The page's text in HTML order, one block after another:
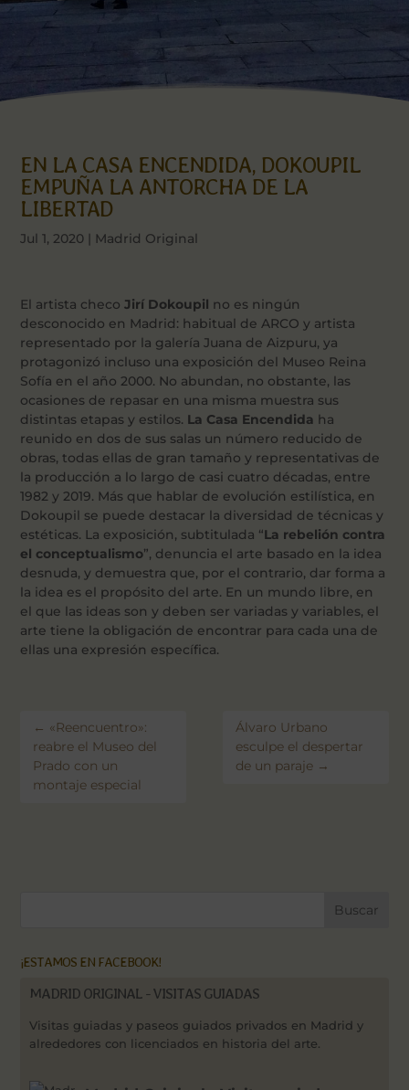
EN LA CASA ENCENDIDA, DOKOUPIL
EMPUÑA LA ANTORCHA DE LA
LIBERTAD
Jul 1, 2020 | Madrid Original
El artista checoJirí Dokoupil no es ningún
desconocido en Madrid: habitual de ARCO y artista
representado por la galería Juana de Aizpuru, ya
protagonizó incluso una exposición del Museo Reina
Sofía en el año 2000. No abundan, no obstante, las
ocasiones de repasar en una misma muestra sus
distintas etapas y estilos. La Casa Encendida ha
reunido en dos de sus salas un número reducido de
obras, todas ellas de gran tamaño y representativas de
la producción a lo largo de casi cuatro décadas, entre
1982 y 2019. Más que hablar de evolución estilística, en
Dokoupil se puede destacar la diversidad de técnicas y
estéticas. La exposición, subtitulada “La rebelión contra
el conceptualismo”, denuncia el arte basado en la idea
desnuda, y demuestra que, por el contrario, dar forma a
la idea es el propósito del arte. En un mundo libre, en
el que las ideas son y deben ser variadas y variables, el
arte tiene la obligación de encontrar para cada una de
ellas una expresión específica.
← «Reencuentro»:
reabre el Museo del
Prado con un
montaje especial
Álvaro Urbano
esculpe el despertar
de un paraje →
¡ESTAMOS EN FACEBOOK!
MADRID ORIGINAL - VISITAS GUIADAS
Visitas guiadas y paseos guiados privados en Madrid y
alrededores con licenciados en historia del arte.